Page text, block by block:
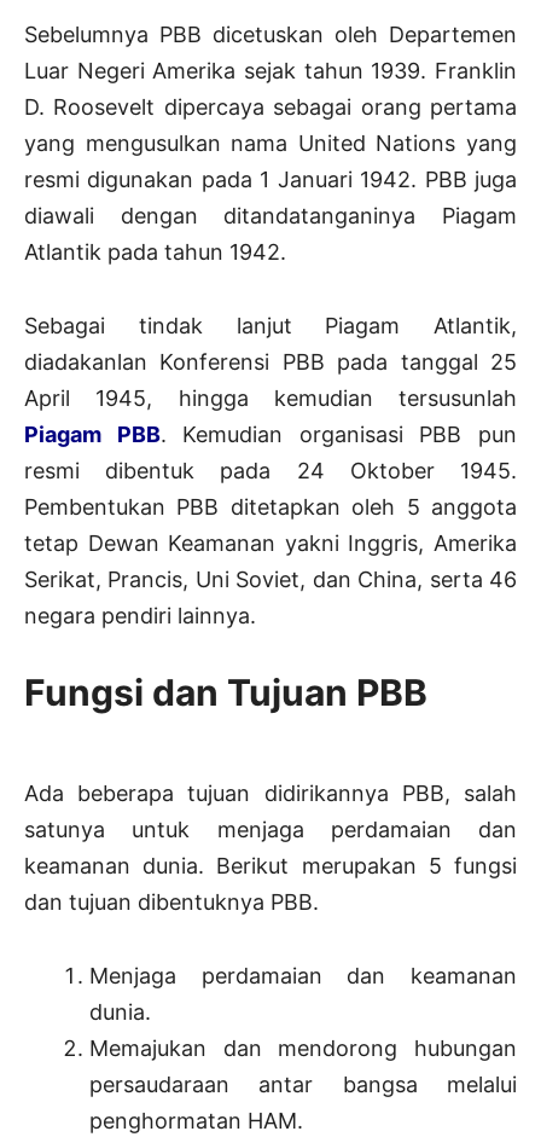
Sebelumnya PBB dicetuskan oleh Departemen
Luar Negeri Amerika sejak tahun 1939. Franklin
D. Roosevelt dipercaya sebagai orang pertama
yang mengusulkan nama United Nations yang
resmi digunakan pada 1 Januari 1942. PBB juga
diawali dengan ditandatanganinya Piagam
Atlantik pada tahun 1942.
Sebagai tindak lanjut Piagam Atlantik,
diadakanlan Konferensi PBB pada tanggal 25
April 1945, hingga kemudian tersusunlah
Piagam PBB. Kemudian organisasi PBB pun
resmi dibentuk pada 24 Oktober 1945.
Pembentukan PBB ditetapkan oleh 5 anggota
tetap Dewan Keamanan yakni Inggris, Amerika
Serikat, Prancis, Uni Soviet, dan China, serta 46
negara pendiri lainnya.
Fungsi dan Tujuan PBB
Ada beberapa tujuan didirikannya PBB, salah
satunya untuk menjaga perdamaian dan
keamanan dunia. Berikut merupakan 5 fungsi
dan tujuan dibentuknya PBB.
Menjaga perdamaian dan keamanan
dunia.
Memajukan dan mendorong hubungan
persaudaraan antar bangsa melalui
penghormatan HAM.